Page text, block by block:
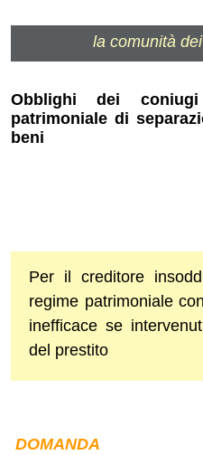
la comunità
Obblighi dei
patrimoniale di
beni
Per il creditore
regime patrimoniale
inefficace se
del prestito
DOMANDA